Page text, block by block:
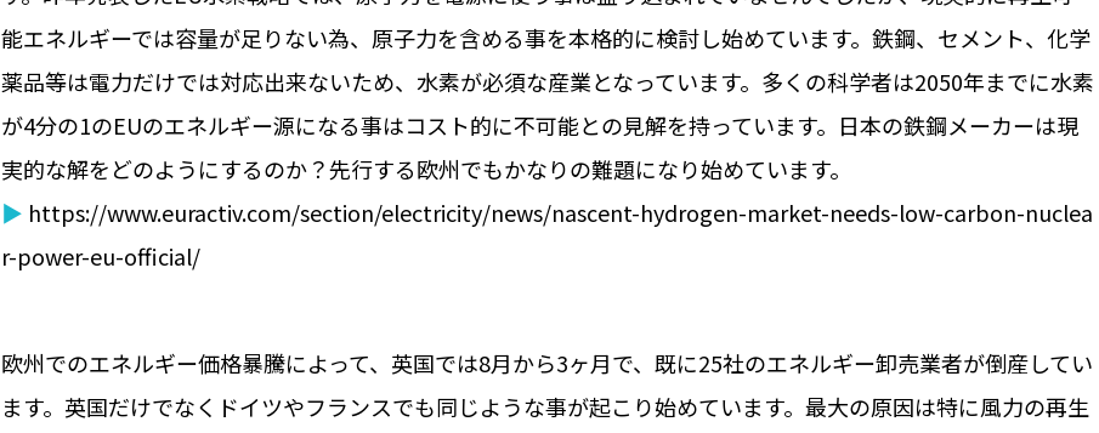
能エネルギーでは容量が足りない為、原子力を含める事を本格的に検討し始めています。鉄鋼、セメント、化学
薬品等は電力だけでは対応出来ないため、水素が必須な産業となっています。多くの科学者は2050年までに水素
が4分の1のEUのエネルギー源になる事はコスト的に不可能との見解を持っています。日本の鉄鋼メーカーは現
実的な解をどのようにするのか？先行する欧州でもかなりの難題になり始めています。
▶ https://www.euractiv.com/section/electricity/news/nascent-hydrogen-market-needs-low-carbon-nuclea
r-power-eu-official/
欧州でのエネルギー価格暴騰によって、英国では8月から3ヶ月で、既に25社のエネルギー卸売業者が倒産してい
ます。英国だけでなくドイツやフランスでも同じような事が起こり始めています。最大の原因は特に風力の再生